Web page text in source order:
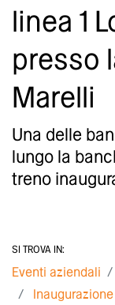
linea 1
presso
Marelli
Una delle
lungo la
treno
SI TROVA IN:
Eventi aziendali